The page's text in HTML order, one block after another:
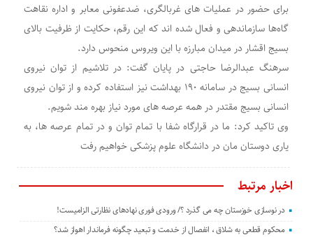
برای حضور در عملیات های غربالگری، ضدعفونی معابر و اداره نقاهت
گاه‌ها سازماندهی و فعال شده اند که این رقم، حکایت از ظرفیت بالای
بسیج اقشار در میدان مبارزه با این ویروس منحوس دارد.
سرهنگ عبدالرضا حاجتی در پایان گفت: در تلاشیم از توان نیروی
انسانی بسیج در سامانه ۱۹۰ بهداشت نیز استفاده کرده و از توان نیروی
انسانی بسیج مقتدر در همه عرصه های مورد نیاز بهره مند شویم.
وی تاکید کرد: ما در قرارگاه شفا با تمام توان و در تمام عرصه ها، به
یاری دوستان مان در دانشگاه علوم پزشکی خواهیم رفت
اخبار مرتبط
در نوسازی خوزستان چه می گذرد ؟/ ورودی فوری نهادهای نظارتی الزامیست!
محکوم قطعی به شلاق ، انفصال از خدمت و تبعید چگونه فرماندار اهواز شد؟